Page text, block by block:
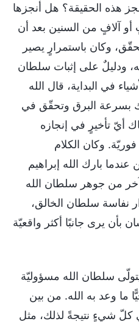
هذه الحقيقة؟ هل أنجزها
أو آلافٍ من السنين بعد أن
وكان باستمرارٍ يصير
ودليلٌ على إثبات سلطان
في البداية، قال الله
بسرعة البرق وتحقّق في
أيّ تأخيرٍ في إنجازه
فوريّة. وكان الكلام
بارك الله إبراهيم
من جوهر سلطان الله
نفاسة سلطان الخالق،
بأن يرى جانبًا أكثر واقعيّة
سلطان الله مسؤوليّة
ما وعد به الله. من بين
كلّ شيءٍ نتيجةً لذلك، مثل